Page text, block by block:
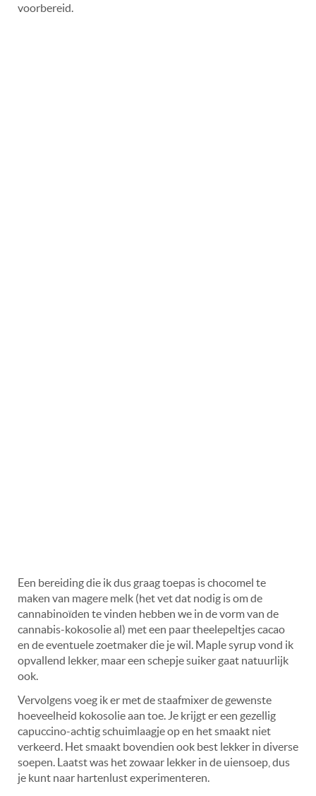
voorbereid.
Een bereiding die ik dus graag toepas is chocomel te
maken van magere melk (het vet dat nodig is om de
cannabinoïden te vinden hebben we in de vorm van de
cannabis-kokosolie al) met een paar theelepeltjes cacao
en de eventuele zoetmaker die je wil. Maple syrup vond ik
opvallend lekker, maar een schepje suiker gaat natuurlijk
ook.
Vervolgens voeg ik er met de staafmixer de gewenste
hoeveelheid kokosolie aan toe. Je krijgt er een gezellig
capuccino-achtig schuimlaagje op en het smaakt niet
verkeerd. Het smaakt bovendien ook best lekker in diverse
soepen. Laatst was het zowaar lekker in de uiensoep, dus
je kunt naar hartenlust experimenteren.